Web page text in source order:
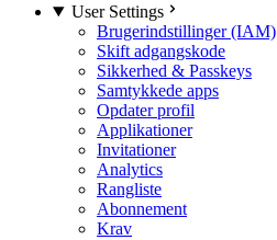
User Settings
Brugerindstillinger (IAM)
Skift adgangskode
Sikkerhed & Passkeys
Samtykkede apps
Opdater profil
Applikationer
Invitationer
Analytics
Rangliste
Abonnement
Krav